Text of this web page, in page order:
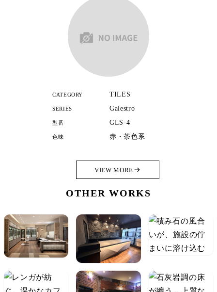
CATEGORY TILES
SERIES Galestro
型番 GLS-4
色味 赤・茶色系
VIEW MORE
OTHER WORKS